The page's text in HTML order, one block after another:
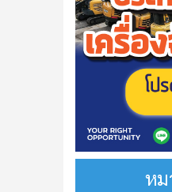
ห